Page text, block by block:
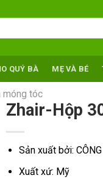
QUÝ BÀ MẸ VÀ BÉ
móng tóc
Zhair-Hộp
Sản xuất bởi:
Xuất xứ: Mỹ